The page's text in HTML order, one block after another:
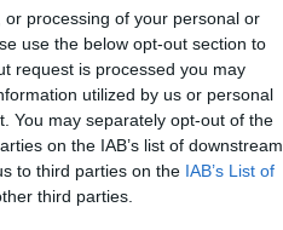
processing of your personal or
use the below opt-out section to
request is processed you may
utilized by us or personal
You may separately opt-out of the
on the IAB’s list of downstream
to third parties on the IAB’s List of
third parties.
obedece
un
desconocen
municipal”,
la